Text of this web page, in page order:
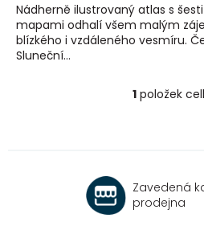
Nádherně ilustrovaný atlas s
mapami odhalí všem malým
blízkého i vzdáleného vesmíru.
Sluneční...
O
c
í
1 položek
Zavedená
prodejna